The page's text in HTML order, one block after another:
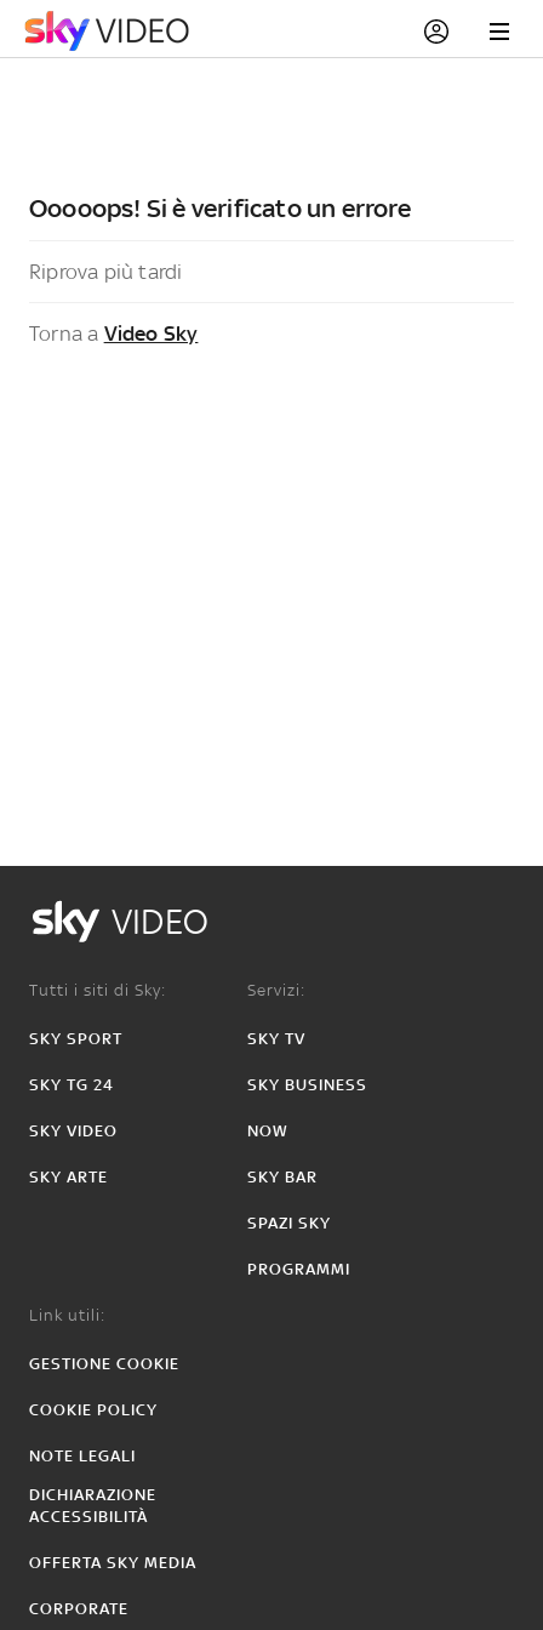
Ooooops! Si è verificato un errore
Riprova più tardi
Torna a Video Sky
VIDEO
Tutti i siti di Sky:
SKY SPORT
SKY TG 24
SKY VIDEO
SKY ARTE
Servizi:
SKY TV
SKY BUSINESS
NOW
SKY BAR
SPAZI SKY
PROGRAMMI
Link utili:
GESTIONE COOKIE
COOKIE POLICY
NOTE LEGALI
DICHIARAZIONE
ACCESSIBILITÀ
OFFERTA SKY MEDIA
CORPORATE